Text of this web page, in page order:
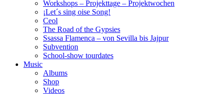
Workshops – Projekttage – Projektwochen
¡Let´s sing oise Song!
Ceol
The Road of the Gypsies
Ssassa Flamenca – von Sevilla bis Jajpur
Subvention
School-show tourdates
Music
Albums
Shop
Videos